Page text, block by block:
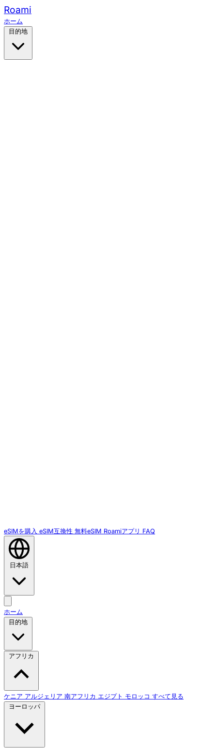
Roami
ホーム
目的地
eSIMを購入 eSIM互換性 無料eSIM Roamiアプリ FAQ
日本語
ホーム
目的地
アフリカ
ケニア アルジェリア 南アフリカ エジプト モロッコ すべて見る
ヨーロッパ